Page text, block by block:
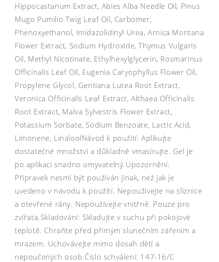
Hippocastanum Extract, Abies Alba Needle Oil, Pinus
Mugo Pumilio Twig Leaf Oil, Carbomer,
Phenoxyethanol, Imidazolidinyl Urea, Arnica Montana
Flower Extract, Sodium Hydroxide, Thymus Vulgaris
Oil, Methyl Nicotinate, Ethylhexylglycerin, Rosmarinus
Officinalis Leaf Oil, Eugenia Caryophyllus Flower Oil,
Propylene Glycol, Gentiana Lutea Root Extract,
Veronica Officinalis Leaf Extract, Althaea Officinalis
Root Extract, Malva Sylvestris Flower Extract,
Potassium Sorbate, Sodium Benzoate, Lactic Acid,
Limonene, LinaloolNávod k použití: Aplikujte
dostatečné množství a důkladně vmasírujte. Gel je
po aplikaci snadno omyvatelný.Upozornění:
Přípravek nesmí být používán jinak, než jak je
uvedeno v návodu k použití. Nepoužívejte na sliznice
a otevřené rány. Nepoužívejte vnitřně. Pouze pro
zvířata.Skladování: Skladujte v suchu při pokojové
teplotě. Chraňte před přímým slunečním zářením a
mrazem. Uchovávejte mimo dosah dětí a
nepoučených osob.Číslo schválení: 147-16/C